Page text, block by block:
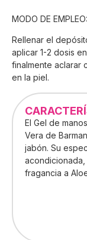
MODO DE EMPLEO:
Rellenar el
aplicar 1-2 dosis
finalmente aclarar
en la piel.
El Gel de
Vera de
jabón. Su
fragancia a